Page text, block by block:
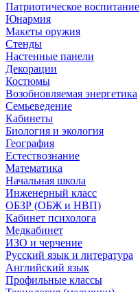
Патриотическое воспитание
Юнармия
Макеты оружия
Стенды
Настенные панели
Декорации
Костюмы
Возобновляемая энергетика
Семьеведение
Кабинеты
Биология и экология
География
Естествознание
Математика
Начальная школа
Инженерный класс
ОБЗР (ОБЖ и НВП)
Кабинет психолога
Медкабинет
ИЗО и черчение
Русский язык и литература
Английский язык
Профильные классы